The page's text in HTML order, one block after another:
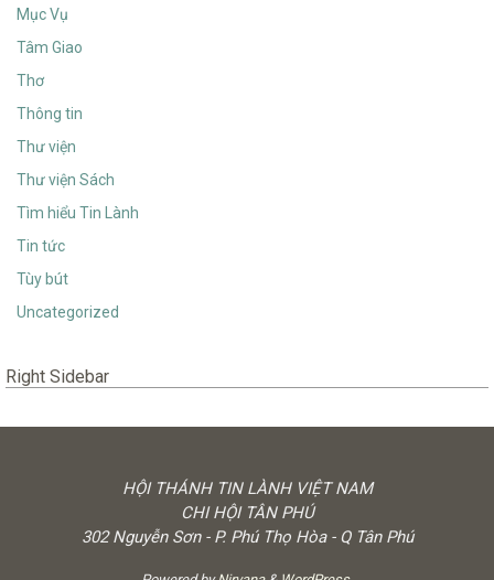
Mục Vụ
Tâm Giao
Thơ
Thông tin
Thư viện
Thư viện Sách
Tìm hiểu Tin Lành
Tin tức
Tùy bút
Uncategorized
Right Sidebar
HỘI THÁNH TIN LÀNH VIỆT NAM
CHI HỘI TÂN PHÚ
302 Nguyễn Sơn - P. Phú Thọ Hòa - Q Tân Phú